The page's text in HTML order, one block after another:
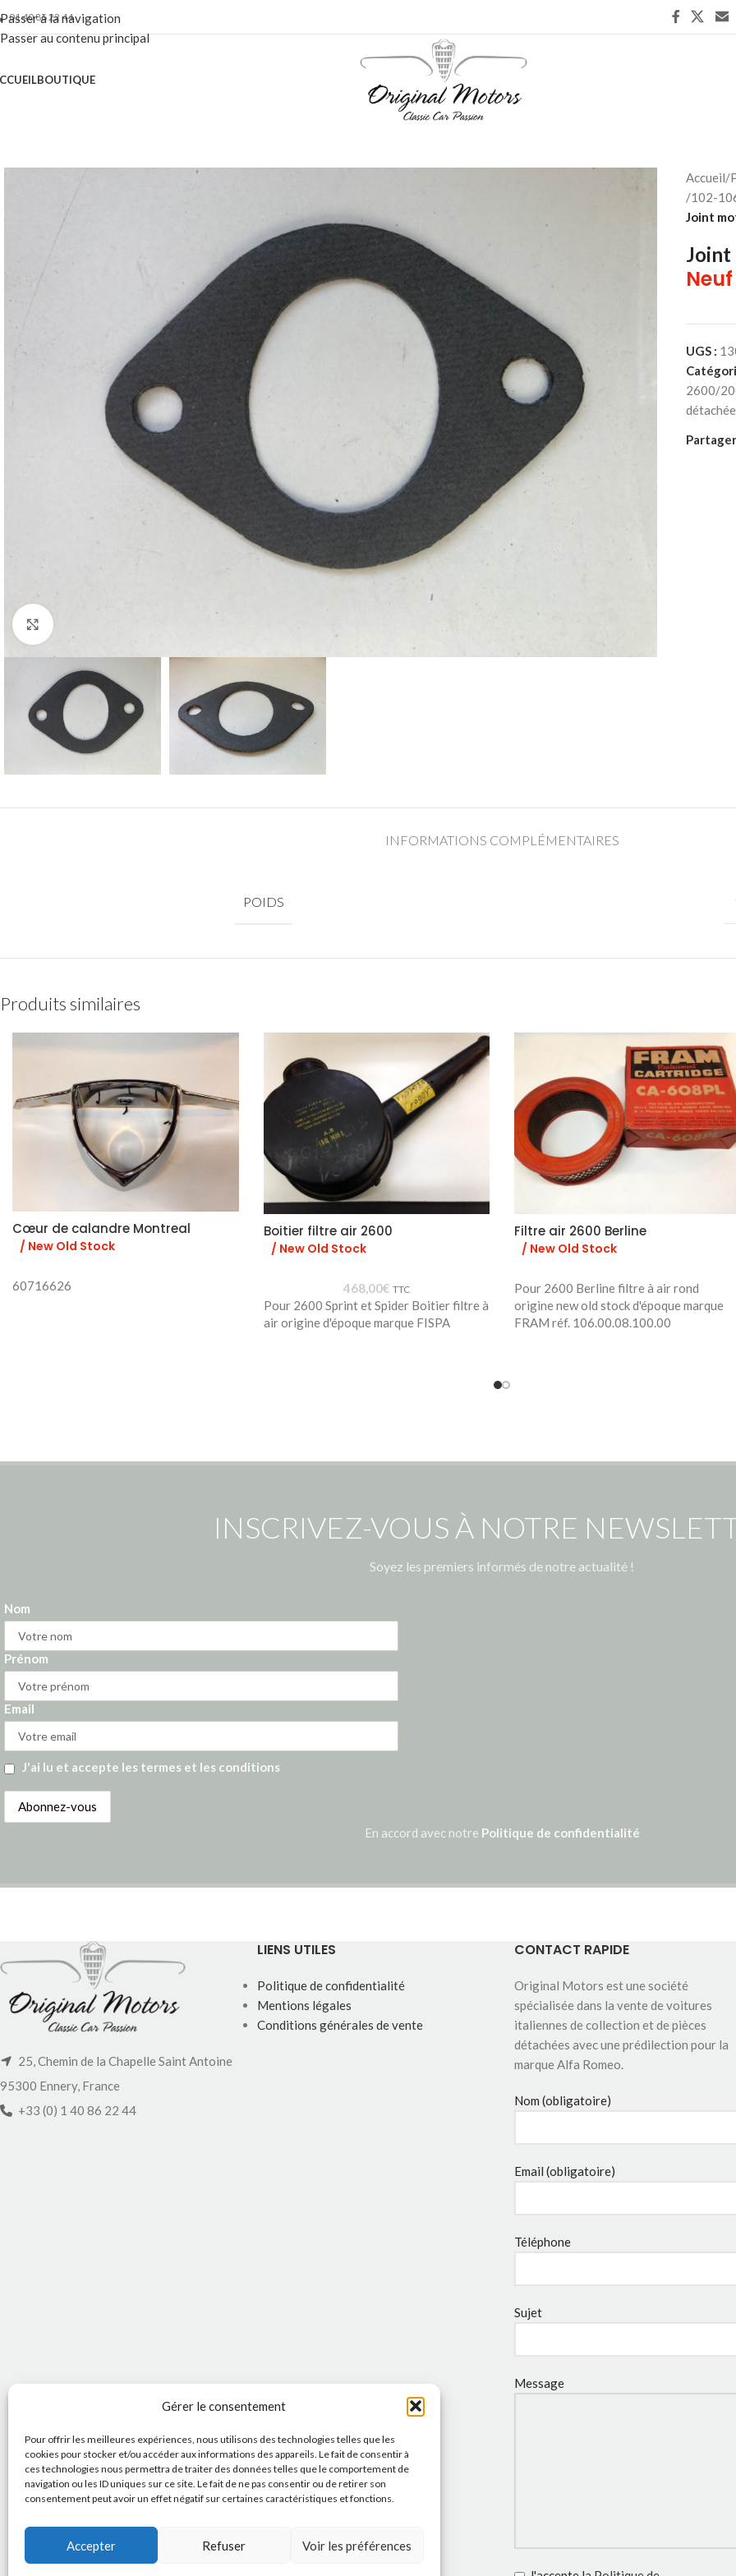
Gérer le consentement
Pour offrir les meilleures expériences, nous utilisons des technologies telles que les
cookies pour stocker et/ou accéder aux informations des appareils. Le fait de consentir à
ces technologies nous permettra de traiter des données telles que le comportement de
navigation ou les ID uniques sur ce site. Le fait de ne pas consentir ou de retirer son
consentement peut avoir un effet négatif sur certaines caractéristiques et fonctions.
Accepter Refuser Voir les préférences
Passer à la navigation
Passer au contenu principal
01 40 86 22 44
BOUTIQUE
Accueil/
/102-
Joint
Neuf
UGS :
2600/
INFORMATIONS COMPLÉMENTAIRES
POIDS
Produits similaires
Cœur de calandre Montreal
/ New Old Stock
60716626
Boitier filtre air 2600
/ New Old Stock
468,00€ TTC
Pour 2600 Sprint et Spider Boitier filtre à
air origine d'époque marque FISPA
Filtre air 2600 Berline
/ New Old Stock
Pour 2600 Berline filtre à air rond
origine new old stock d'époque marque
FRAM réf. 106.00.08.100.00
INSCRIVEZ-VOUS À NOTRE
Soyez les premiers informés de notre actualité !
Nom
Prénom
Email
J'ai lu et accepte les termes et les conditions
En accord avec notre Politique de confidentialité
25, Chemin de la Chapelle Saint Antoine
95300 Ennery, France
+33 (0) 1 40 86 22 44
LIENS UTILES
Politique de confidentialité
Mentions légales
Conditions générales de vente
CONTACT RAPIDE
Original Motors est une société
spécialisée dans la vente de voitures
italiennes de collection et de pièces
détachées avec une prédilection pour la
marque Alfa Romeo.
Nom (obligatoire)
Email (obligatoire)
Téléphone
Sujet
Message